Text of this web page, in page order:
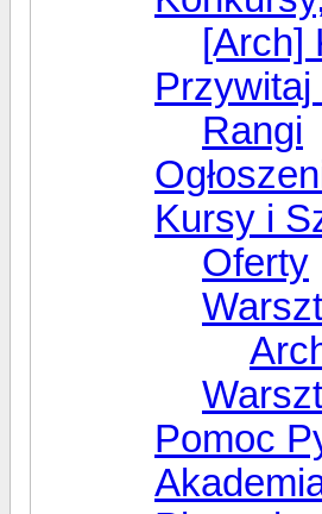
[Arch]
Przywitaj
Rangi
Kursy i
Oferty
Pomoc